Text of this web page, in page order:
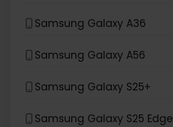
Samsung Galaxy A36
Samsung Galaxy A56
Samsung Galaxy S25+
Samsung Galaxy S25 Edge